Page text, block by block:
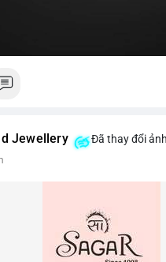
Jewellery Đã thay đổi